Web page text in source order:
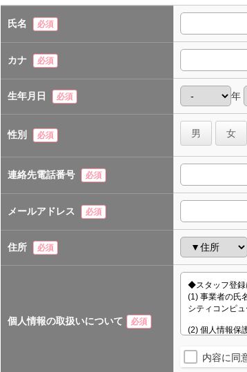
氏名 必須
カナ 必須
生年月日 必須 年
性別 必須 男 女
連絡先電話番号 必須
メールアドレス 必須
住所 必須
個人情報の取扱いについて 必須
内容に同